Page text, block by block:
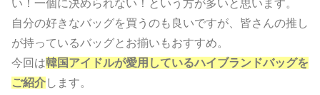
い！一個に決められない！という方が多いと思います。
自分の好きなバッグを買うのも良いですが、皆さんの推し
が持っているバッグとお揃いもおすすめ。
今回は韓国アイドルが愛用しているハイブランドバッグを
ご紹介します。